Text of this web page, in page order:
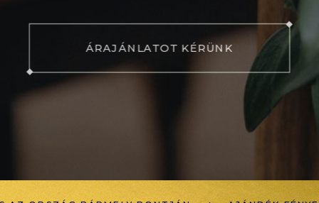
ÁRAJÁNLATOT KÉRÜNK